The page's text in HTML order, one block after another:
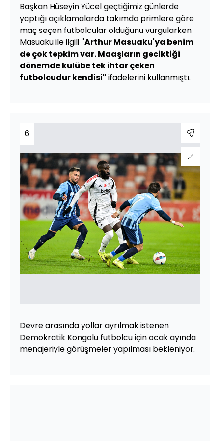
Başkan Hüseyin Yücel geçtiğimiz günlerde
yaptığı açıklamalarda takımda primlere göre
maç seçen futbolcular olduğunu vurgularken
Masuaku ile ilgili "Arthur Masuaku'ya benim
de çok tepkim var. Maaşların geciktiği
dönemde kulübe tek ihtar çeken
futbolcudur kendisi" ifadelerini kullanmıştı.
6
Devre arasında yollar ayrılmak istenen
Demokratik Kongolu futbolcu için ocak ayında
menajeriyle görüşmeler yapılması bekleniyor.